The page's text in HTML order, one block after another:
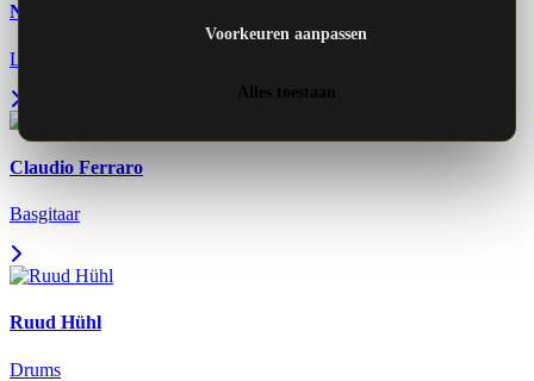
Nick Didden
Leadgitaar, zang
Claudio Ferraro
Basgitaar
Ruud Hühl
Drums
Voorkeuren aanpassen
Alles toestaan